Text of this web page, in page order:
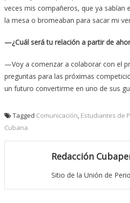
veces mis compañeros, que ya sabían
la mesa o bromeaban para sacar mi
—¿Cuál será tu relación a partir de
—Voy a comenzar a colaborar con el
preguntas para las próximas
un futuro convertirme en uno de sus
Tagged Comunicación, Estudiantes de
Cubana
Redacción
Sitio de la Unión de